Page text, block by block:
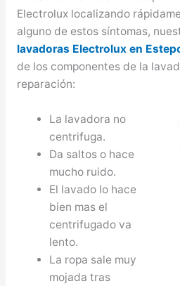
Electrolux localizando
alguno de estos síntomas,
lavadoras Electrolux en
de los componentes de la
reparación:
La lavadora no
centrifuga.
Da saltos o hace
mucho ruido.
El lavado lo hace
bien mas el
centrifugado va
lento.
La ropa sale muy
mojada tras